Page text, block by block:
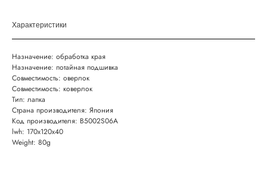
Характеристики
Назначение: обработка края
Назначение: потайная подшивка
Совместимость: оверлок
Совместимость: коверлок
Тип: лапка
Страна производителя: Япония
Код производителя: B5002S06A
lwh: 170x120x40
Weight: 80g